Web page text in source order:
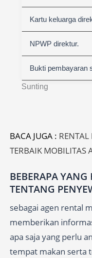
Sunting
Kartu keluarga
NPWP direktur.
Bukti pembayaran
BACA JUGA : RENTAL
TERBAIK MOBILITAS
BEBERAPA
TENTANG
sebagai agen rental
memberikan
apa saja yang perlu
tempat makan serta